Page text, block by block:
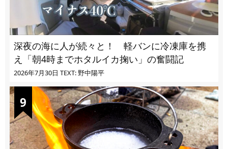
深夜の海に人が続々と！ 軽バンに冷凍庫を携
え「朝4時までホタルイカ掬い」の奮闘記
2026年7月30日 TEXT: 野中陽平